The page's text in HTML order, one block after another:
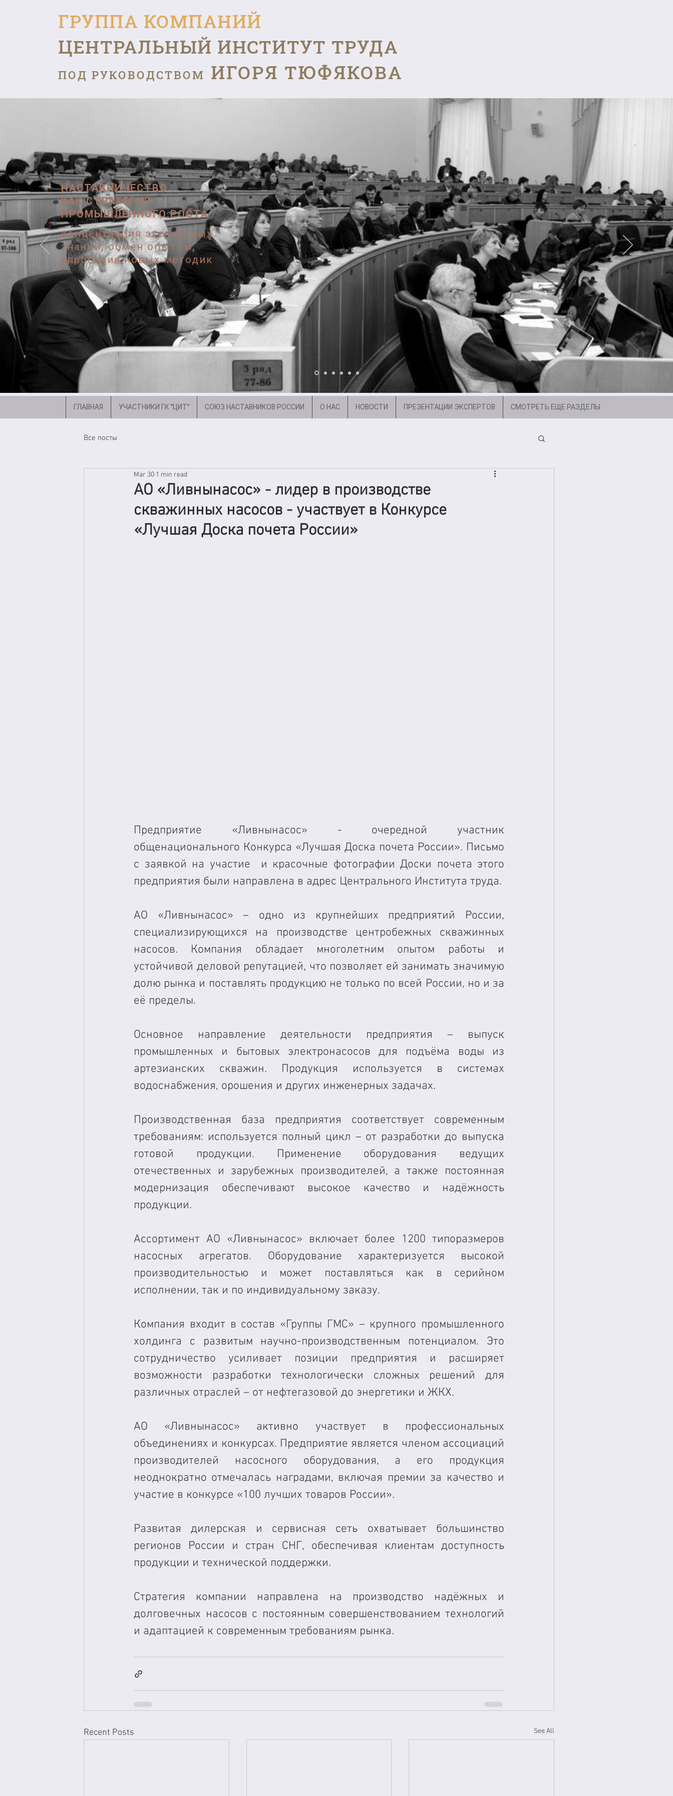
ГРУППА КОМПАНИЙ
ЦЕНТРАЛЬНЫЙ ИНСТИТУТ ТРУДА
ПОД РУКОВОДСТВОМ ИГОРЯ ТЮФЯКОВА
Все посты
АО «Ливнынасос» - лидер в производстве
скважинных насосов - участвует в Конкурсе
«Лучшая Доска почета России»
Mar 30 1 min read
Предприятие «Ливнынасос» - очередной участник
общенационального Конкурса «Лучшая Доска почета России». Письмо
с заявкой на участие  и красочные фотографии Доски почета этого
предприятия были направлена в адрес Центрального Института труда.
АО «Ливнынасос» – одно из крупнейших предприятий России,
специализирующихся на производстве центробежных скважинных
насосов. Компания обладает многолетним опытом работы и
устойчивой деловой репутацией, что позволяет ей занимать значимую
долю рынка и поставлять продукцию не только по всей России, но и за
её пределы.
Основное направление деятельности предприятия – выпуск
промышленных и бытовых электронасосов для подъёма воды из
артезианских скважин. Продукция используется в системах
водоснабжения, орошения и других инженерных задачах.
Производственная база предприятия соответствует современным
требованиям: используется полный цикл – от разработки до выпуска
готовой продукции. Применение оборудования ведущих
отечественных и зарубежных производителей, а также постоянная
модернизация обеспечивают высокое качество и надёжность
продукции.
Ассортимент АО «Ливнынасос» включает более 1200 типоразмеров
насосных агрегатов. Оборудование характеризуется высокой
производительностью и может поставляться как в серийном
исполнении, так и по индивидуальному заказу.
Компания входит в состав «Группы ГМС» – крупного промышленного
холдинга с развитым научно-производственным потенциалом. Это
сотрудничество усиливает позиции предприятия и расширяет
возможности разработки технологически сложных решений для
различных отраслей – от нефтегазовой до энергетики и ЖКХ.
АО «Ливнынасос» активно участвует в профессиональных
объединениях и конкурсах. Предприятие является членом ассоциаций
производителей насосного оборудования, а его продукция
неоднократно отмечалась наградами, включая премии за качество и
участие в конкурсе «100 лучших товаров России».
Развитая дилерская и сервисная сеть охватывает большинство
регионов России и стран СНГ, обеспечивая клиентам доступность
продукции и технической поддержки.
Стратегия компании направлена на производство надёжных и
долговечных насосов с постоянным совершенствованием технологий
и адаптацией к современным требованиям рынка.
Recent Posts See All
ГЛАВНАЯ УЧАСТНИКИ ГК "ЦИТ" СОЮЗ НАСТАВНИКОВ РОССИИ О НАС НОВОСТИ ПРЕЗЕНТАЦИИ ЭКСПЕРТОВ СМОТРЕТЬ ЕЩЕ РАЗДЕЛЫ
НАСТАВНИЧЕСТВО
КАК СТРАТЕГИЯ
ПРОМЫШЛЕННОГО РОСТА
концентрация экспертных
знаний, обмен опытом,
апробация новых методик